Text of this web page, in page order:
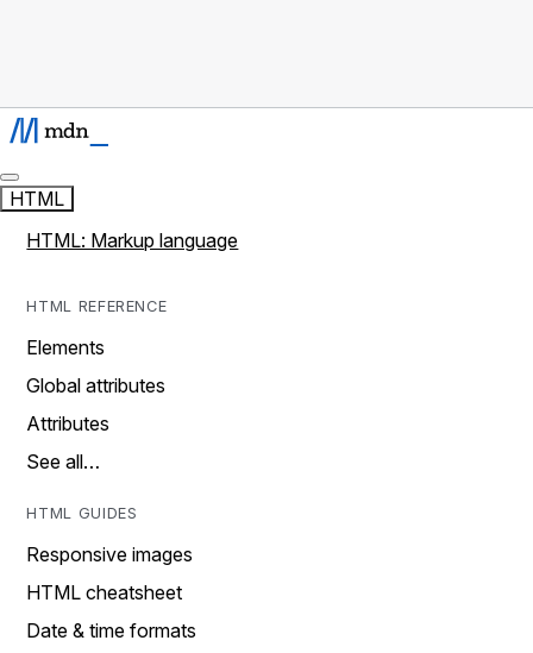
HTML
HTML: Markup language
HTML REFERENCE
Elements
Global attributes
Attributes
See all…
HTML GUIDES
Responsive images
HTML cheatsheet
Date & time formats